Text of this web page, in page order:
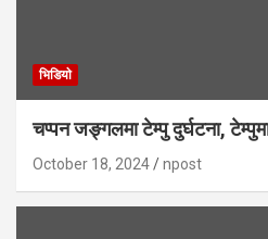
भिडियाे
चप्पन जङ्गलमा टेम्पु दुर्घटना,
October 18, 2024 npost